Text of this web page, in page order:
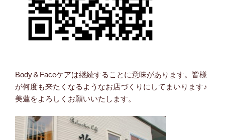
Body＆Faceケアは継続することに意味があります。皆様
が何度も来たくなるようなお店づくりにしてまいります♪
美蓮をよろしくお願いいたします。